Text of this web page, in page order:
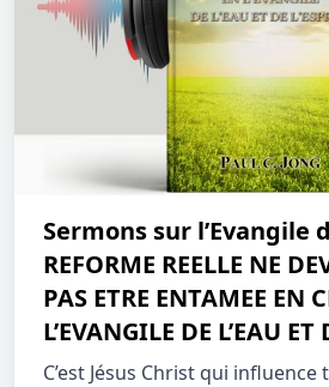
Sermons sur l’Evangile
REFORME REELLE NE
PAS ETRE ENTAMEE EN
L’EVANGILE DE L’EAU ET
C’est Jésus Christ qui